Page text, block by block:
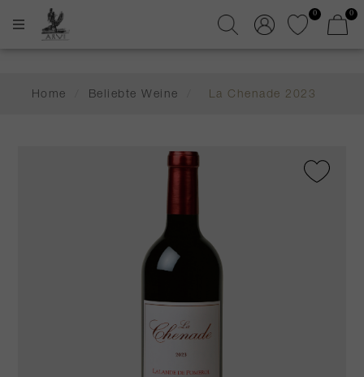
0 0
Home Beliebte Weine La Chenade 2023